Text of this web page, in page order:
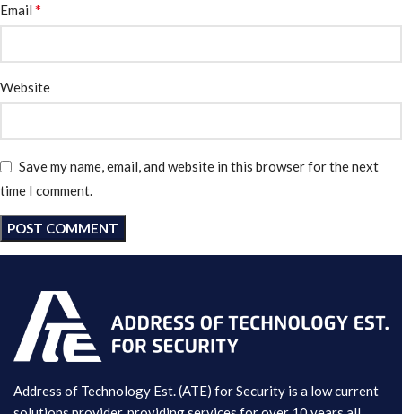
Email *
Website
Save my name, email, and website in this browser for the next
time I comment.
Address of Technology Est. (ATE) for Security is a low current